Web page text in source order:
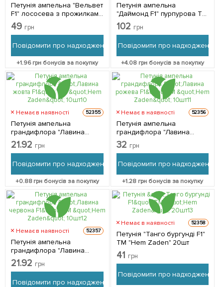
Петунія ампельна "Вельвет
F1" лососева з прожилками
ТМ "Hem Zaden" 10шт
49 грн
Повідомити про надходження
+1.96грн бонусів за покупку
Петунія ампельна
"Даймонд F1" пурпурова ТМ
"Hem Zaden" 10шт
102 грн
Повідомити про надходження
+4.08 грн бонусів за покупку
Немає в наявності 52355
Петунія ампельна
грандифлора "Лавина
жовта F1" ТМ "Hem Zaden"
10шт
21.92 грн
Повідомити про надходження
+0.88грн бонусів за покупку
Немає в наявності 52356
Петунія ампельна
грандифлора "Лавина
рожева F1" ТМ "Hem Zaden"
10шт
32 грн
Повідомити про надходження
+1.28грн бонусів за покупку
Немає в наявності 52357
Петунія ампельна
грандифлора "Лавина
червона F1" ТМ "Hem
Zaden" 10шт
21.92 грн
Повідомити про надходження
Немає в наявності 52358
Петунія "Танго бургунді F1"
ТМ "Hem Zaden" 20шт
41 грн
Повідомити про надходження